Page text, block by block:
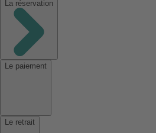
La réservation
Le paiement
Le retrait